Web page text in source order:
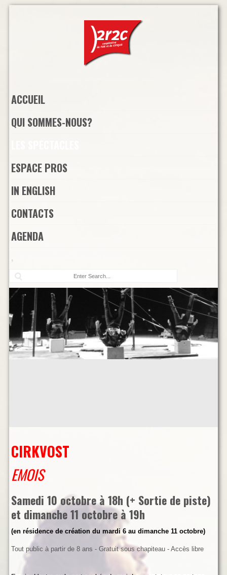
ACCUEIL
QUI SOMMES-NOUS?
ESPACE PROS
IN ENGLISH
CONTACTS
AGENDA
,
CIRKVOST
EMOIS
Samedi 10 octobre à 18h (+ Sortie de piste)
et dimanche 11 octobre à 19h
(en résidence de création du mardi 6 au dimanche 11 octobre)
Tout public à partir de 8 ans - Gratuit sous chapiteau - Accès libre